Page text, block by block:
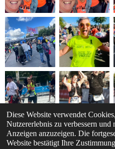
Diese Website verwendet
Nutzererlebnis zu verbessern und
Anzeigen anzuzeigen. Die
Website bestätigt Ihre
1